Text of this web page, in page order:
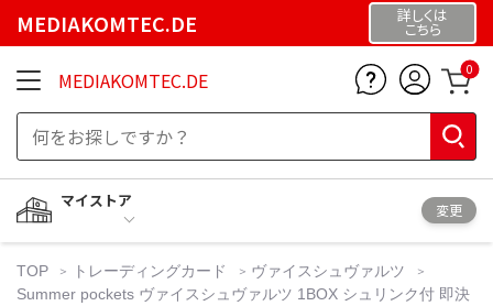
MEDIAKOMTEC.DE 詳しくは
こちら
MEDIAKOMTEC.DE 0
マイストア
変更
TOP トレーディングカード
ヴァイスシュヴァルツ
Summer pockets ヴァイスシュヴァルツ 1BOX シュリンク付 即決